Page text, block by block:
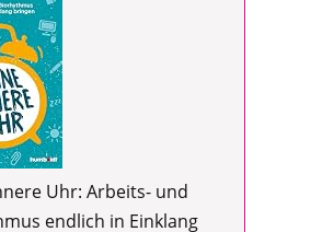
Uhr: Arbeits- und
endlich in Einklang